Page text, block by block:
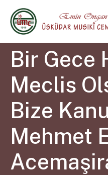
Bir Gece
Meclis
Bize
Mehmet